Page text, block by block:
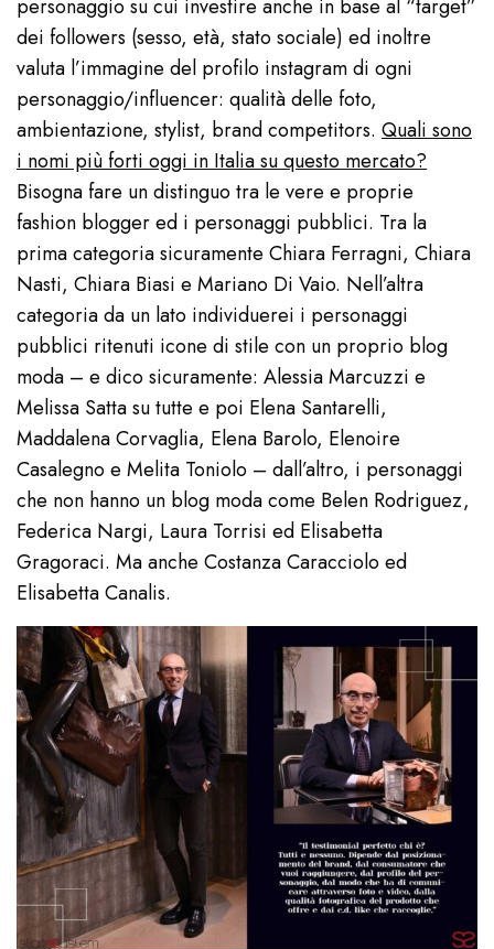
personaggio su cui investire anche in base al “target”
dei followers (sesso, età, stato sociale) ed inoltre
valuta l’immagine del profilo instagram di ogni
personaggio/influencer: qualità delle foto,
ambientazione, stylist, brand competitors.Quali sono
i nomi più forti oggi in Italia su questo mercato?
Bisogna fare un distinguo tra le vere e proprie
fashion blogger ed i personaggi pubblici. Tra la
prima categoria sicuramente Chiara Ferragni, Chiara
Nasti, Chiara Biasi e Mariano Di Vaio. Nell’altra
categoria da un lato individuerei i personaggi
pubblici ritenuti icone di stile con un proprio blog
moda – e dico sicuramente: Alessia Marcuzzi e
Melissa Satta su tutte e poi Elena Santarelli,
Maddalena Corvaglia, Elena Barolo, Elenoire
Casalegno e Melita Toniolo – dall’altro, i personaggi
che non hanno un blog moda come Belen Rodriguez,
Federica Nargi, Laura Torrisi ed Elisabetta
Gragoraci. Ma anche Costanza Caracciolo ed
Elisabetta Canalis.